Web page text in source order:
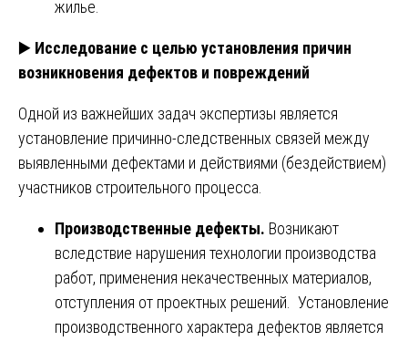
жилье.
▶️ Исследование с целью установления причин
возникновения дефектов и повреждений
Одной из важнейших задач экспертизы является
установление причинно-следственных связей между
выявленными дефектами и действиями (бездействием)
участников строительного процесса.
Производственные дефекты. Возникают
вследствие нарушения технологии производства
работ, применения некачественных материалов,
отступления от проектных решений. Установление
производственного характера дефектов является